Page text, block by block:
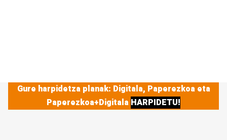
Gure harpidetza planak: Digitala, Paperezkoa eta
Paperezkoa+Digitala HARPIDETU!